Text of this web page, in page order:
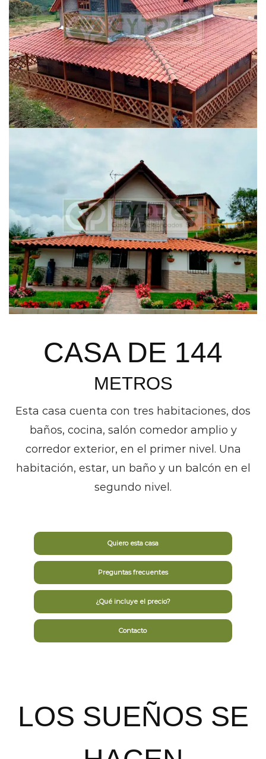
CASA DE 144
METROS
Esta casa cuenta con tres habitaciones, dos
baños, cocina, salón comedor amplio y
corredor exterior, en el primer nivel. Una
habitación, estar, un baño y un balcón en el
segundo nivel.
Quiero esta casa
Preguntas frecuentes
¿Qué incluye el precio?
Contacto
LOS SUEÑOS SE